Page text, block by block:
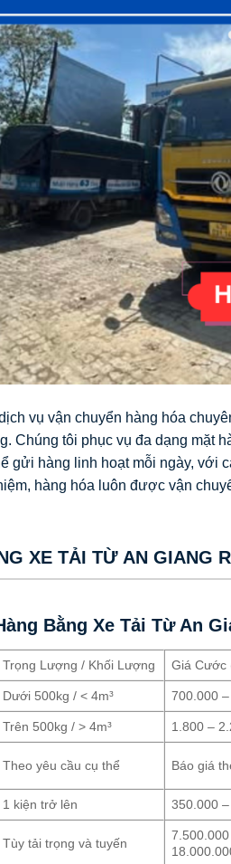
vụ vận chuyển hàng hóa
Chúng tôi phục vụ đa dạng mặt
gửi hàng linh hoạt mỗi ngày, với
hàng hóa luôn được vận
XE TẢI TỪ AN GIANG
Bằng Xe Tải Từ An
Trọng Lượng / Khối Lượng Giá Cước
Dưới 500kg / < 4m³ 700.000
Trên 500kg / > 4m³ 1.800 –
Theo yêu cầu cụ thể Báo giá
1 kiện trở lên 350.000
Tùy tải trọng và tuyến